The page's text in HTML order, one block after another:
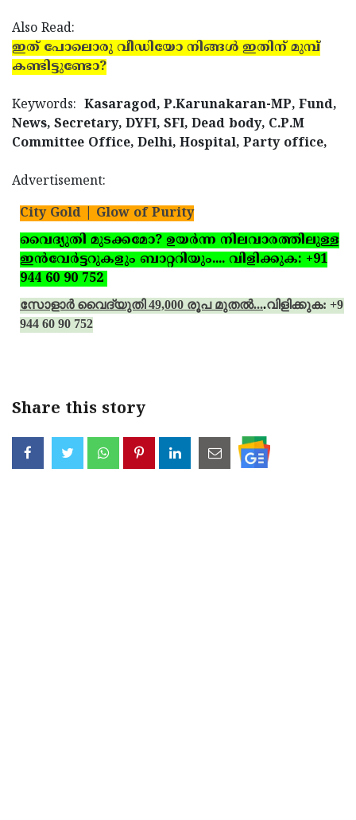
Also Read:
ഇത് പോലൊരു വീഡിയോ നിങ്ങള്‍ ഇതിന് മുമ്പ്
കണ്ടിട്ടുണ്ടോ?
Keywords: Kasaragod, P.Karunakaran-MP, Fund,
News, Secretary, DYFI, SFI, Dead body, C.P.M
Committee Office, Delhi, Hospital, Party office,
Advertisement:
City Gold | Glow of Purity
വൈദ്യുതി മുടക്കമോ? ഉയര്‍ന്ന നിലവാരത്തിലുള്ള
ഇന്‍വേര്‍ട്ടറുകളും ബാറ്ററിയും.... വിളിക്കുക: +91
944 60 90 752
സോളാര്‍ വൈദ്യുതി 49,000 രൂപ മുതല്‍....വിളിക്കുക: +91
944 60 90 752
Share this story